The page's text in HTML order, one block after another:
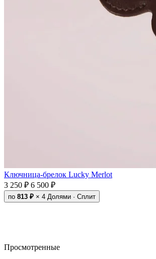
Ключница-брелок Lucky Merlot
3 250 ₽ 6 500 ₽
по 813 ₽ × 4 Долями · Сплит
Просмотренные